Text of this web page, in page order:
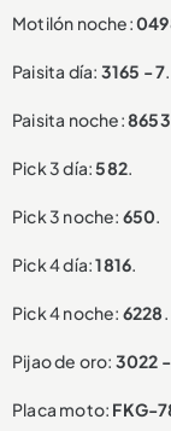
Motilón noche:
Paisita día: 3165 - 7.
Paisita noche:8653
Pick 3 día:582.
Pick 3 noche: 650.
Pick 4 día:1816.
Pick 4 noche: 6228.
Pijao de oro: 3022
Placa moto: FKG-